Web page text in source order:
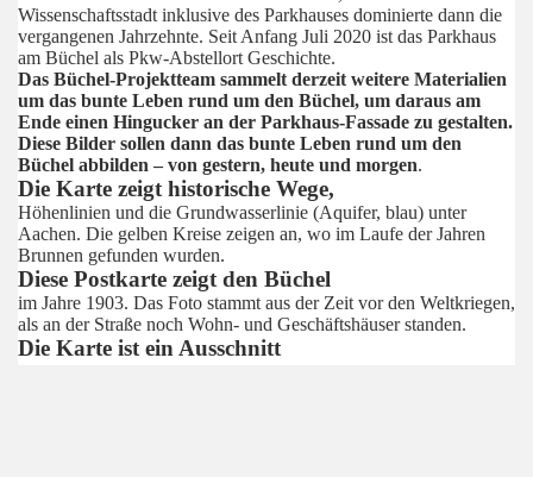
Wissenschaftsstadt inklusive des Parkhauses dominierte dann die
vergangenen Jahrzehnte. Seit Anfang Juli 2020 ist das Parkhaus
am Büchel als Pkw-Abstellort Geschichte.
Das Büchel-Projektteam sammelt derzeit weitere Materialien
um das bunte Leben rund um den Büchel, um daraus am
Ende einen Hingucker an der Parkhaus-Fassade zu gestalten.
Diese Bilder sollen dann das bunte Leben rund um den
Büchel abbilden – von gestern, heute und morgen.
Die Karte zeigt historische Wege,
Höhenlinien und die Grundwasserlinie (Aquifer, blau) unter
Aachen. Die gelben Kreise zeigen an, wo im Laufe der Jahren
Brunnen gefunden wurden.
Diese Postkarte zeigt den Büchel
im Jahre 1903. Das Foto stammt aus der Zeit vor den Weltkriegen,
als an der Straße noch Wohn- und Geschäftshäuser standen.
Die Karte ist ein Ausschnitt